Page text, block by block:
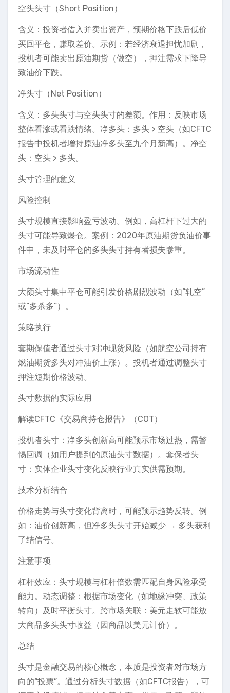
空头头寸（Short Position）
含义：投资者借入并卖出资产，预期价格下跌后低价
买回平仓，赚取差价。示例：若经济衰退担忧加剧，
投机者可能卖出原油期货（做空），押注需求下降导
致油价下跌。
净头寸（Net Position）
含义：多头头寸与空头头寸的差额。作用：反映市场
整体看涨或看跌情绪。净多头：多头 > 空头（如CFTC
报告中投机者增持原油净多头至九个月新高）。净空
头：空头 > 多头。
头寸管理的意义
风险控制
头寸规模直接影响盈亏波动。例如，高杠杆下过大的
头寸可能导致爆仓。案例：2020年原油期货负油价事
件中，未及时平仓的多头头寸持有者损失惨重。
市场流动性
大额头寸集中平仓可能引发价格剧烈波动（如“轧空”
或“多杀多”）。
策略执行
套期保值者通过头寸对冲现货风险（如航空公司持有
燃油期货多头对冲油价上涨）。投机者通过调整头寸
押注短期价格波动。
头寸数据的实际应用
解读CFTC《交易商持仓报告》（COT）
投机者头寸：净多头创新高可能预示市场过热，需警
惕回调（如用户提到的原油头寸数据）。套保者头
寸：实体企业头寸变化反映行业真实供需预期。
技术分析结合
价格走势与头寸变化背离时，可能预示趋势反转。例
如：油价创新高，但净多头头寸开始减少 → 多头获利
了结信号。
注意事项
杠杆效应：头寸规模与杠杆倍数需匹配自身风险承受
能力。动态调整：根据市场变化（如地缘冲突、政策
转向）及时平衡头寸。跨市场关联：美元走软可能放
大商品多头头寸收益（因商品以美元计价）。
总结
头寸是金融交易的核心概念，本质是投资者对市场方
向的“投票”。通过分析头寸数据（如CFTC报告），可